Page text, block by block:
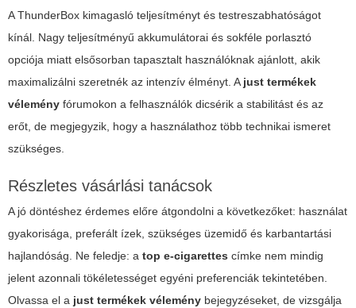
A ThunderBox kimagasló teljesítményt és testreszabhatóságot
kínál. Nagy teljesítményű akkumulátorai és sokféle porlasztó
opciója miatt elsősorban tapasztalt használóknak ajánlott, akik
maximalizálni szeretnék az intenzív élményt. A just termékek
vélemény fórumokon a felhasználók dicsérik a stabilitást és az
erőt, de megjegyzik, hogy a használathoz több technikai ismeret
szükséges.
Részletes vásárlási tanácsok
A jó döntéshez érdemes előre átgondolni a következőket: használat
gyakorisága, preferált ízek, szükséges üzemidő és karbantartási
hajlandóság. Ne feledje: a top e-cigarettes címke nem mindig
jelent azonnali tökéletességet egyéni preferenciák tekintetében.
Olvassa el a just termékek vélemény bejegyzéseket, de vizsgálja